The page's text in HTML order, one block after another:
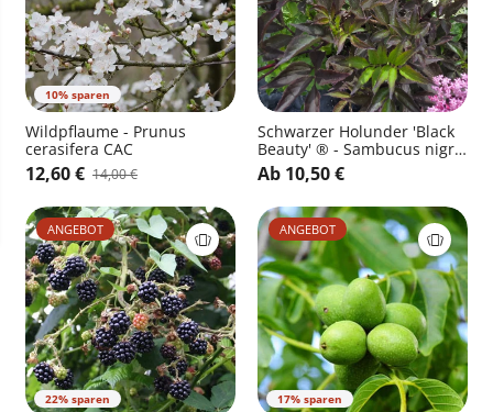
10% sparen
Wildpflaume - Prunus
cerasifera CAC
12,60 € 14,00 €
Schwarzer Holunder 'Black
Beauty' ® - Sambucus nigra
'Black Beauty' ®
Ab 10,50 €
22% sparen
ANGEBOT
17% sparen
ANGEBOT